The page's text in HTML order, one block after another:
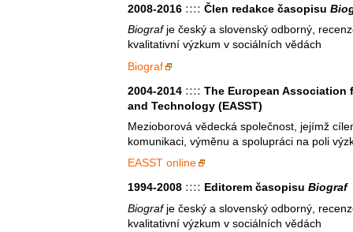
2008-2016 :::: Člen redakce časopisu
Biografje český a slovenský odborný,
kvalitativní výzkum v sociálních vědách
Biograf
2004-2014 :::: The European Association
and Technology (EASST)
Mezioborová vědecká společnost, jejímž
komunikaci, výměnu a spolupráci na poli
EASST online
1994-2008 :::: Editorem časopisu Biograf
Biografje český a slovenský odborný,
kvalitativní výzkum v sociálních vědách